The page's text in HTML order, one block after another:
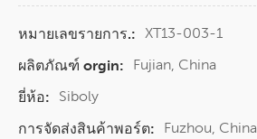
หมายเลขรายการ.: XT13-003-1
ผลิตภัณฑ์ orgin:
Fujian, China
ยี่ห้อ:
Siboly
การจัดส่งสินค้าพอร์ต:
Fuzhou, China